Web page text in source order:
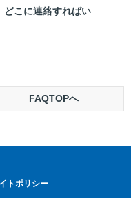
どこに連絡すればい
FAQTOPへ
トポリシー